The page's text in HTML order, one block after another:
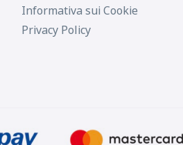
Informativa sui Cookie
Privacy Policy